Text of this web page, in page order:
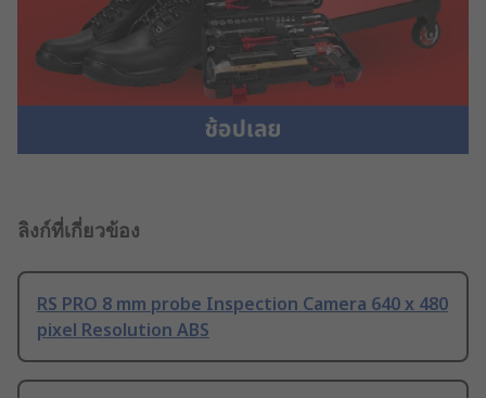
ลิงก์ที่เกี่ยวข้อง
RS PRO 8 mm probe Inspection Camera 640 x 480
pixel Resolution ABS